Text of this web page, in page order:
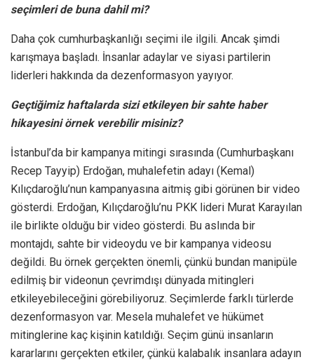
seçimleri de buna dahil mi?
Daha çok cumhurbaşkanlığı seçimi ile ilgili. Ancak şimdi
karışmaya başladı. İnsanlar adaylar ve siyasi partilerin
liderleri hakkında da dezenformasyon yayıyor.
Geçtiğimiz haftalarda sizi etkileyen bir sahte haber
hikayesini örnek verebilir misiniz?
İstanbul’da bir kampanya mitingi sırasında (Cumhurbaşkanı
Recep Tayyip) Erdoğan, muhalefetin adayı (Kemal)
Kılıçdaroğlu’nun kampanyasına aitmiş gibi görünen bir video
gösterdi. Erdoğan, Kılıçdaroğlu’nu PKK lideri Murat Karayılan
ile birlikte olduğu bir video gösterdi. Bu aslında bir
montajdı, sahte bir videoydu ve bir kampanya videosu
değildi. Bu örnek gerçekten önemli, çünkü bundan manipüle
edilmiş bir videonun çevrimdışı dünyada mitingleri
etkileyebileceğini görebiliyoruz. Seçimlerde farklı türlerde
dezenformasyon var. Mesela muhalefet ve hükümet
mitinglerine kaç kişinin katıldığı. Seçim günü insanların
kararlarını gerçekten etkiler, çünkü kalabalık insanlara adayın